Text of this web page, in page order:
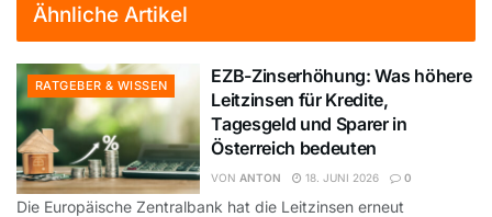
Ähnliche Artikel
RATGEBER & WISSEN
EZB-Zinserhöhung: Was höhere
Leitzinsen für Kredite,
Tagesgeld und Sparer in
Österreich bedeuten
VON ANTON 18. JUNI 2026 0
Die Europäische Zentralbank hat die Leitzinsen erneut